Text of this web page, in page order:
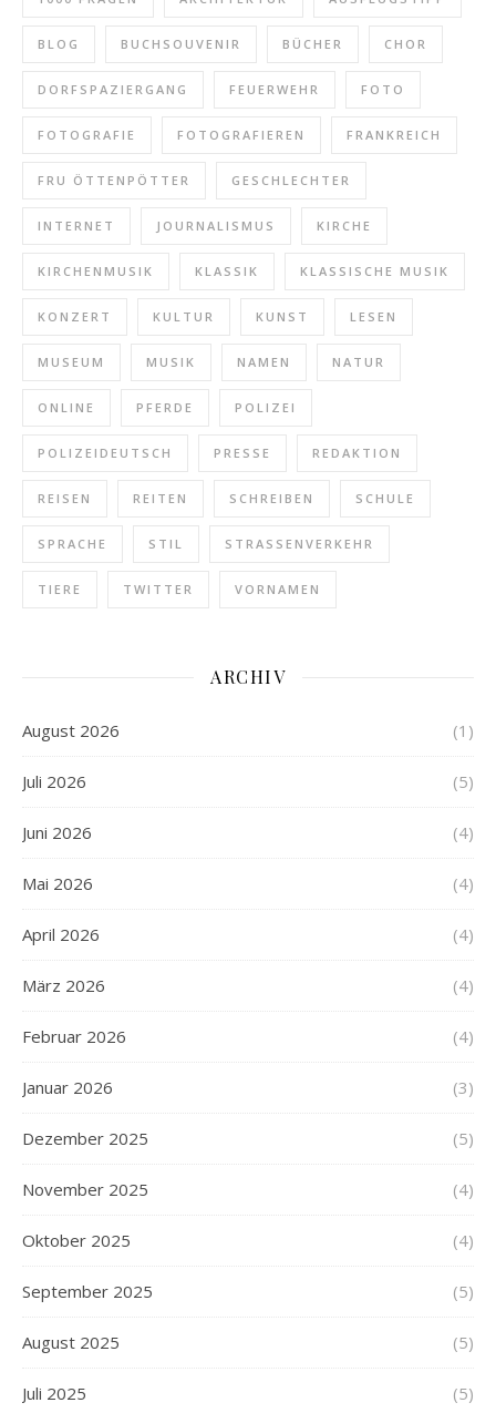
BLOG BUCHSOUVENIR BÜCHER CHOR
DORFSPAZIERGANG FEUERWEHR FOTO
FOTOGRAFIE FOTOGRAFIEREN FRANKREICH
FRU ÖTTENPÖTTER GESCHLECHTER
INTERNET JOURNALISMUS KIRCHE
KIRCHENMUSIK KLASSIK KLASSISCHE MUSIK
KONZERT KULTUR KUNST LESEN
MUSEUM MUSIK NAMEN NATUR
ONLINE PFERDE POLIZEI
POLIZEIDEUTSCH PRESSE REDAKTION
REISEN REITEN SCHREIBEN SCHULE
SPRACHE STIL STRASSENVERKEHR
TIERE TWITTER VORNAMEN
ARCHIV
August 2026 (1)
Juli 2026 (5)
Juni 2026 (4)
Mai 2026 (4)
April 2026 (4)
März 2026 (4)
Februar 2026 (4)
Januar 2026 (3)
Dezember 2025 (5)
November 2025 (4)
Oktober 2025 (4)
September 2025 (5)
August 2025 (5)
Juli 2025 (5)